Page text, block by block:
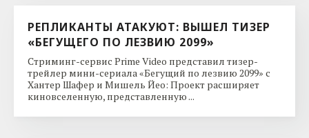
РЕПЛИКАНТЫ АТАКУЮТ: ВЫШЕЛ ТИЗЕР
«БЕГУЩЕГО ПО ЛЕЗВИЮ 2099»
Стриминг-сервис Prime Video представил тизер-
трейлер мини-сериала «Бегущий по лезвию 2099» с
Хантер Шафер и Мишель Йео: Проект расширяет
киновселенную, представленную ...